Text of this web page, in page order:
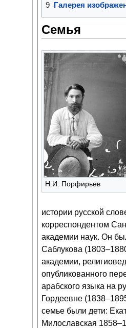
9 Галерея
Семья
Н.И. Порфирьев
истории русской
корреспондентом
академии наук. Он
Саблукова
академии,
опубликованного
арабского языка на
Гордеевне
семье были дети:
Милославская